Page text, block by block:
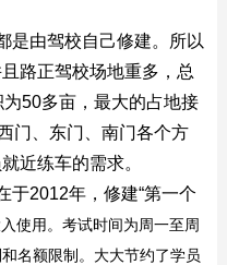
是由驾校自己修建。所以
路正驾校场地重多，总
50多亩，最大的占地接
门、东门、南门各个方
近练车的需求。
于2012年，修建“第一个
使用。考试时间为周一至周
名额限制。大大节约了学员